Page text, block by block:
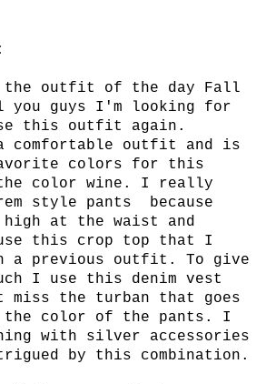
the outfit of the day Fall
guys I'm looking for
this outfit again.
comfortable outfit and is
colors for this
the color wine. I really
style pants because
at the waist and
this crop top that I
a previous outfit. To give
I use this denim vest
miss the turban that goes
color of the pants. I
with silver accessories
by this combination.